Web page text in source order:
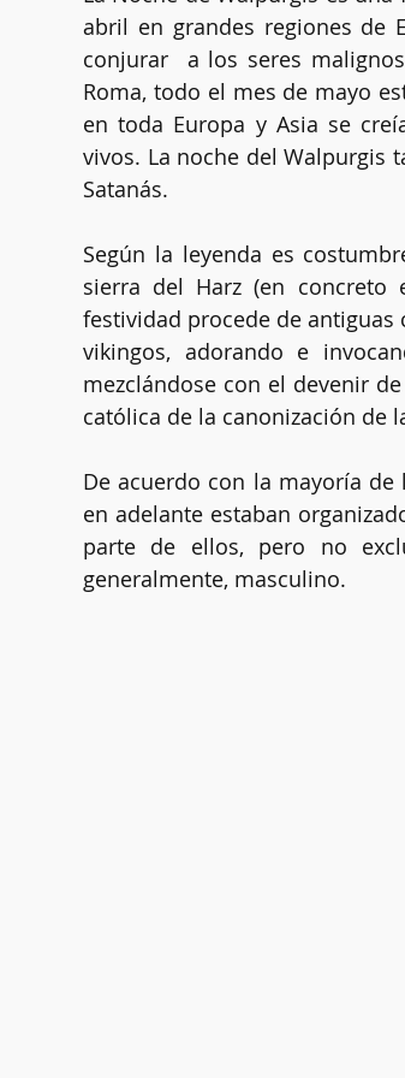
Vidas pasadas Dogmas Clarividencia
Rueda del año
abril en grandes regiones de
conjurar  a los seres
Roma, todo el mes de mayo
en toda Europa y Asia se
vivos. La noche del Walpurgis
Satanás.
Según la leyenda es
sierra del Harz (en
festividad procede de antiguas
vikingos, adorando e
mezclándose con el devenir
católica de la canonización de
De acuerdo con la mayoría
en adelante estaban
parte de ellos, pero no
generalmente, masculino.